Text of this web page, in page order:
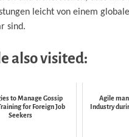
leicht von einem
sind.
also visited:
to Manage Gossip
for Foreign Job
Seekers
Agile
Industry